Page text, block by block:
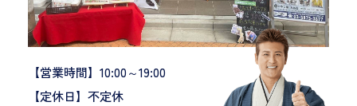
【営業時間】10:00～19:00
【定休日】不定休